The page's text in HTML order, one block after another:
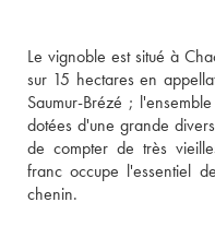
Le vignoble est situé à
sur 15 hectares en
Saumur-Brézé ;
dotées d'une grande
de compter de très
franc occupe l'essentiel
chenin.